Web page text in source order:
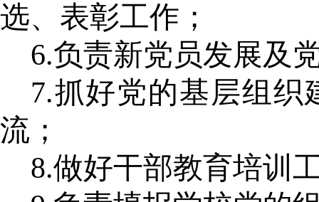
选、表彰工作；
6.负责新党员发展及
7.抓好党的基层组
流；
8.做好干部教育培训